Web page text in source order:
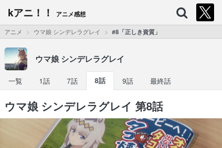
kアニ！！ アニメ感想
アニメ ウマ娘 シンデレラグレイ #8「正しき資質」
ウマ娘 シンデレラグレイ
一覧 1話 7話 8話 9話 最終話
ウマ娘 シンデレラグレイ 第8話